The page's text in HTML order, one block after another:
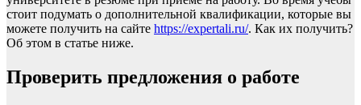
стоит подумать о дополнительной квалификации, которые вы
можете получить на сайте https://expertali.ru/. Как их получить?
Об этом в статье ниже.
Проверить предложения о работе